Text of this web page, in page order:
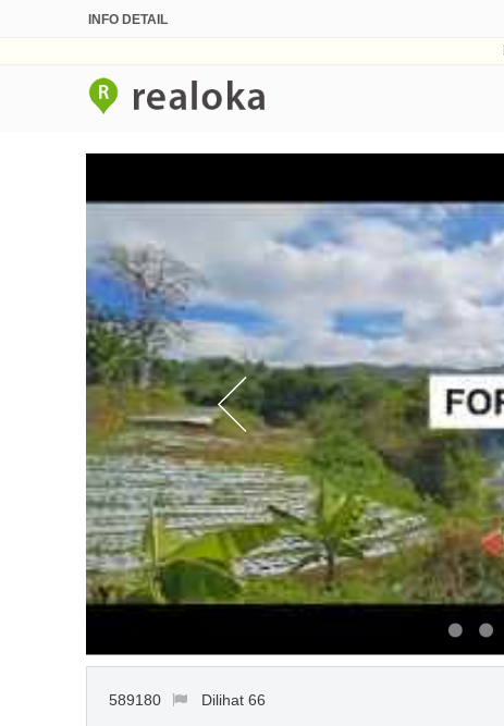
INFO DETAIL
589180 Dilihat 66